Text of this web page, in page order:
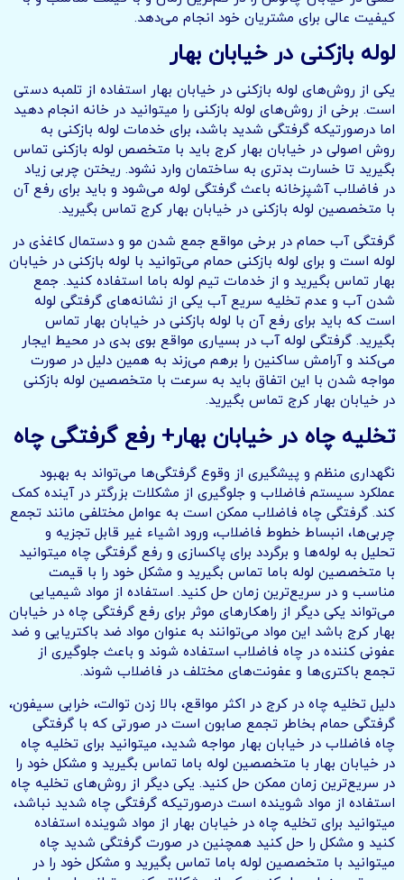
کیفیت عالی برای مشتریان خود انجام می‌دهد.
لوله بازکنی در خیابان بهار
یکی از روش‌های لوله بازکنی در خیابان بهار استفاده از تلمبه دستی
است. برخی از روش‌های لوله بازکنی را میتوانید در خانه انجام دهید
اما درصورتیکه گرفتگی شدید باشد، برای خدمات لوله بازکنی به
روش اصولی در خیابان بهار کرج باید با متخصص لوله بازکنی تماس
بگیرید تا خسارت بدتری به ساختمان وارد نشود. ریختن چربی زیاد
در فاضلاب آشپزخانه باعث گرفتگی لوله می‌شود و باید برای رفع آن
با متخصصین لوله بازکنی در خیابان بهار کرج تماس بگیرید.
گرفتگی آب حمام در برخی مواقع جمع شدن مو و دستمال کاغذی در
لوله است و برای لوله بازکنی حمام می‌توانید با لوله بازکنی در خیابان
بهار تماس بگیرید و از خدمات تیم لوله باما استفاده کنید. جمع
شدن آب و عدم تخلیه سریع آب یکی از نشانه‌های گرفتگی لوله
است که باید برای رفع آن با لوله بازکنی در خیابان بهار تماس
بگیرید. گرفتگی لوله آب در بسیاری مواقع بوی بدی در محیط ایجار
می‌کند و آرامش ساکنین را برهم می‌زند به همین دلیل در صورت
مواجه شدن با این اتفاق باید به سرعت با متخصصین لوله بازکنی
در خیابان بهار کرج تماس بگیرید.
تخلیه چاه درخیابان بهار+ رفع گرفتگی چاه
نگهداری منظم و پیشگیری از وقوع گرفتگی‌ها می‌تواند به بهبود
عملکرد سیستم فاضلاب و جلوگیری از مشکلات بزرگتر در آینده کمک
کند. گرفتگی چاه فاضلاب ممکن است به عوامل مختلفی مانند تجمع
چربی‌ها، انبساط خطوط فاضلاب، ورود اشیاء غیر قابل تجزیه و
تحلیل به لوله‌ها و برگردد برای پاکسازی و رفع گرفتگی چاه میتوانید
با متخصصین لوله باما تماس بگیرید و مشکل خود را با قیمت
مناسب و در سریع‌ترین زمان حل کنید. استفاده از مواد شیمیایی
می‌تواند یکی دیگر از راهکارهای موثر برای رفع گرفتگی چاه در خیابان
بهار کرج باشد این مواد می‌توانند به عنوان مواد ضد باکتریایی و ضد
عفونی کننده در چاه فاضلاب استفاده شوند و باعث جلوگیری از
تجمع باکتری‌ها و عفونت‌های مختلف در فاضلاب شوند.
دلیل تخلیه چاه در کرج در اکثر مواقع، بالا زدن توالت، خرابی سیفون،
گرفتگی حمام بخاطر تجمع صابون است در صورتی که با گرفتگی
چاه فاضلاب در خیابان بهار مواجه شدید، میتوانید برای تخلیه چاه
در خیابان بهار با متخصصین لوله باما تماس بگیرید و مشکل خود را
در سریع‌ترین زمان ممکن حل کنید. یکی دیگر از روش‌های تخلیه چاه
استفاده از مواد شوینده است درصورتیکه گرفتگی چاه شدید نباشد،
میتوانید برای تخلیه چاه در خیابان بهار از مواد شوینده استفاده
کنید و مشکل را حل کنید همچنین در صورت گرفتگی شدید چاه
میتوانید با متخصصین لوله باما تماس بگیرید و مشکل خود را در